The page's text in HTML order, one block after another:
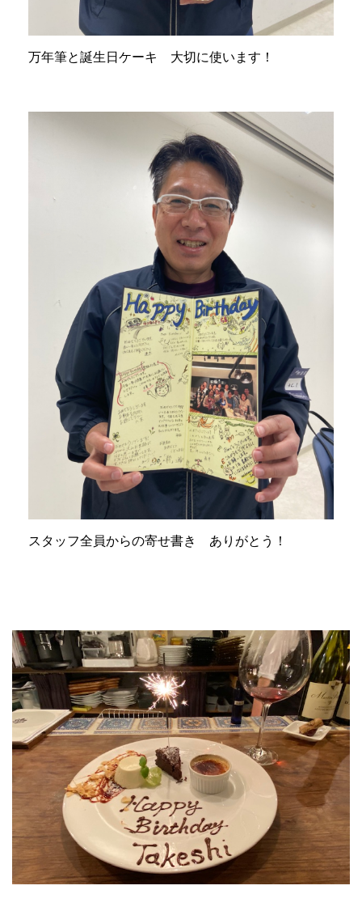
万年筆と誕生日ケーキ 大切に使います！
スタッフ全員からの寄せ書き ありがとう！